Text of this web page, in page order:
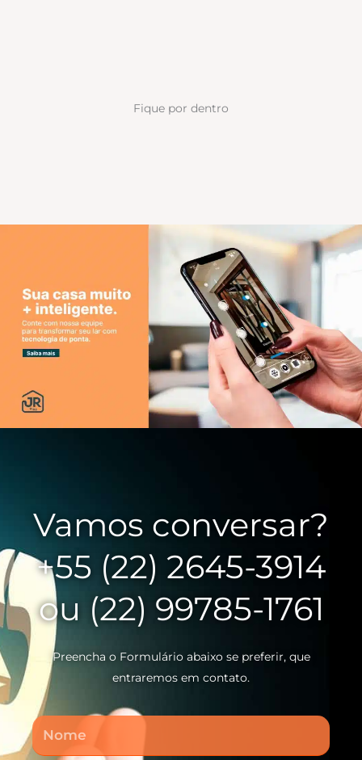
Fique por dentro
Vamos conversar?
+55 (22) 2645-3914
ou (22) 99785-1761
Preencha o Formulário abaixo se preferir, que
entraremos em contato.
Nome